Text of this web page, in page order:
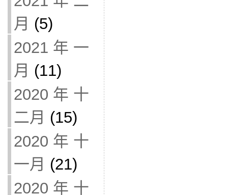
月 (5)
2021 年 一
月 (11)
2020 年 十
二月 (15)
2020 年 十
一月 (21)
2020 年 十